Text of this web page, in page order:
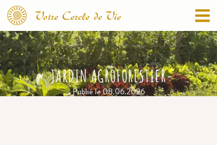
JARDIN AGROFORESTIER
Publié le08.06.2026